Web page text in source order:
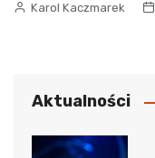
Karol Kaczmarek
Aktualności